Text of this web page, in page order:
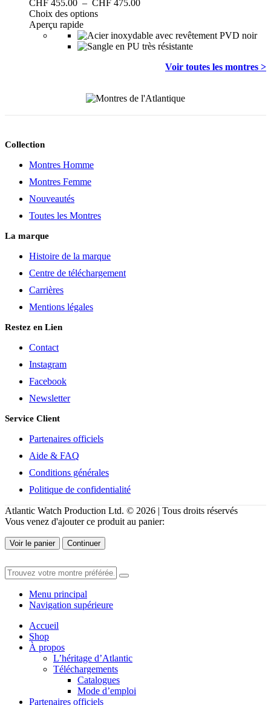
CHF 455.00 – CHF 475.00
CHF 455.00
à
Choix des optionsCe
a
plusieurs
être
Aperçu rapide
Voir toutes les montres >
Collection
Montres Homme
Montres Femme
Nouveautés
Toutes les Montres
La marque
Histoire de la marque
Centre de téléchargement
Carrières
Mentions légales
Restez en Lien
Contact
Instagram
Facebook
Newsletter
Service Client
Partenaires officiels
Aide & FAQ
Conditions générales
Politique de confidentialité
Atlantic Watch Production Ltd. © 2026 | Tous droits réservés
Vous venez d'ajouter ce produit au panier:
Voir le panier Continuer
Menu principal
Navigation supérieure
Accueil
Shop
À propos
L’héritage d’Atlantic
Téléchargements
Catalogues
Mode d’emploi
Partenaires officiels